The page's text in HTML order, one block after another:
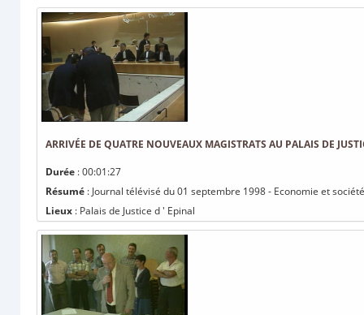
ARRIVÉE DE QUATRE NOUVEAUX MAGISTRATS AU PALAIS DE
Durée : 00:01:27
Résumé : Journal télévisé du 01 septembre 1998 - Economie et
Lieux : Palais de Justice d ' Epinal